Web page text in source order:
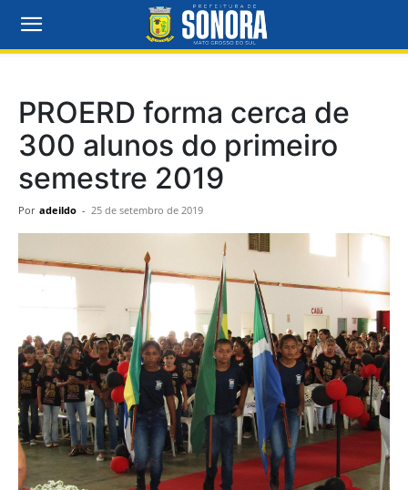
PROERD forma cerca de
300 alunos do primeiro
semestre 2019
Por adeildo - 25 de setembro de 2019